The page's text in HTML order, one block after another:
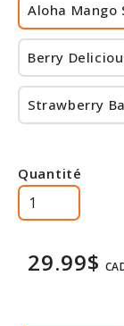
Aloha Mango
Berry
Strawberry
Quantité
29.99$